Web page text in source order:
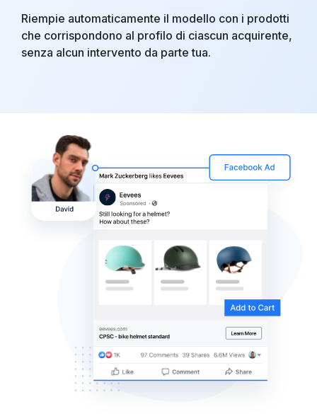
Riempie automaticamente il modello con i prodotti
che corrispondono al profilo di ciascun acquirente,
senza alcun intervento da parte tua.